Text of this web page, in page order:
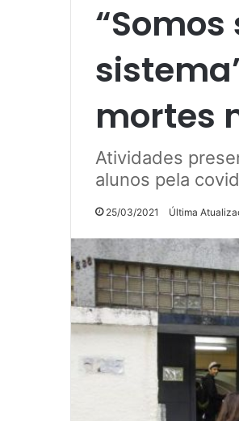
mortes
Atividades
alunos pela
25/03/2021 Última